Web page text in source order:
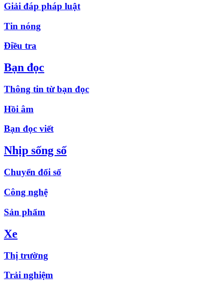
Giải đáp pháp luật
Tin nóng
Điều tra
Bạn đọc
Thông tin từ bạn đọc
Hồi âm
Bạn đọc viết
Nhịp sống số
Chuyển đổi số
Công nghệ
Sản phẩm
Xe
Thị trường
Trải nghiệm